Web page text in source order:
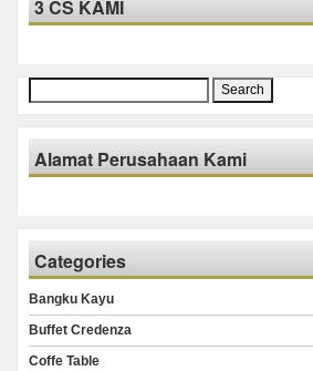
3 CS KAMI
for:
Alamat Perusahaan Kami
Categories
Bangku Kayu
Buffet Credenza
Coffe Table